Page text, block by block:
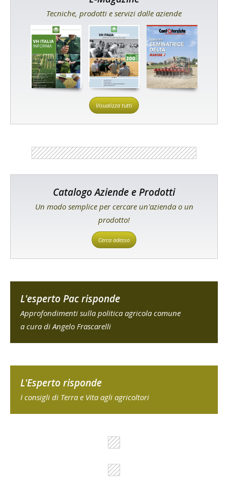
Tecniche, prodotti e servizi dalle aziende
Visualizza tutti
Catalogo Aziende e Prodotti
Un modo semplice per cercare un'azienda o un
prodotto!
Cerca adesso
L'esperto Pac risponde
Approfondimenti sulla politica agricola comune
a cura di Angelo Frascarelli
L'Esperto risponde
I consigli di Terra e Vita agli agricoltori